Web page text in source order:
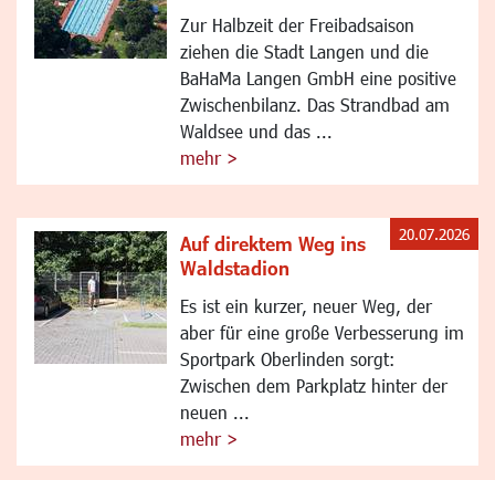
Zur Halbzeit der Freibadsaison
ziehen die Stadt Langen und die
BaHaMa Langen GmbH eine positive
Zwischenbilanz. Das Strandbad am
Waldsee und das ...
mehr >
Auf direktem Weg ins
Waldstadion
Es ist ein kurzer, neuer Weg, der
aber für eine große Verbesserung im
Sportpark Oberlinden sorgt:
Zwischen dem Parkplatz hinter der
neuen ...
mehr >
20.07.2026